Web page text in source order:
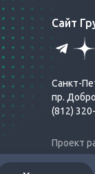
Сайт
Санкт-
пр.
(812)
Проект